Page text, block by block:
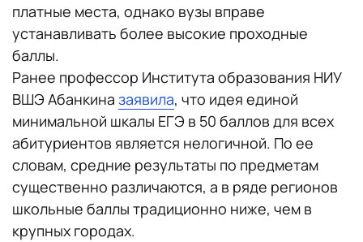
платные места, однако вузы вправе
устанавливать более высокие проходные
баллы.
Ранее профессор Института образования НИУ
ВШЭ Абанкина заявила, что идея единой
минимальной шкалы ЕГЭ в 50 баллов для всех
абитуриентов является нелогичной. По ее
словам, средние результаты по предметам
существенно различаются, а в ряде регионов
школьные баллы традиционно ниже, чем в
крупных городах.